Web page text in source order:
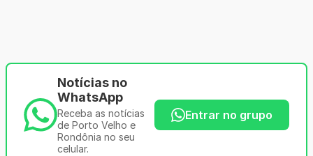
Notícias no
WhatsApp
Receba as notícias
de Porto Velho e
Rondônia no seu
celular.
Entrar no grupo